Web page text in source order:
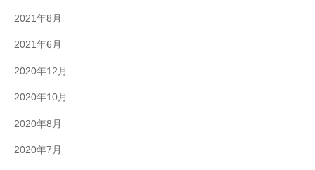
2021年8月
2021年6月
2020年12月
2020年10月
2020年8月
2020年7月